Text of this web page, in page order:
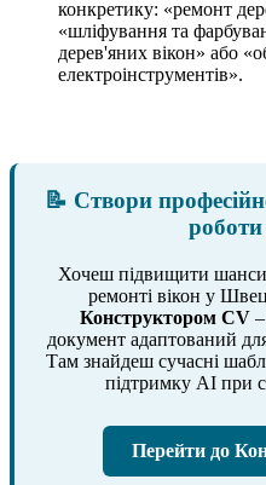
конкретику: «ремонт
«шліфування та
дерев'яних вікон» або
електроінструментів».
📝 Створи
Хочеш підвищити
ремонті вікон у
Конструктором CV
документ адаптований
Там знайдеш сучасні
підтримку AI при
Перейти до